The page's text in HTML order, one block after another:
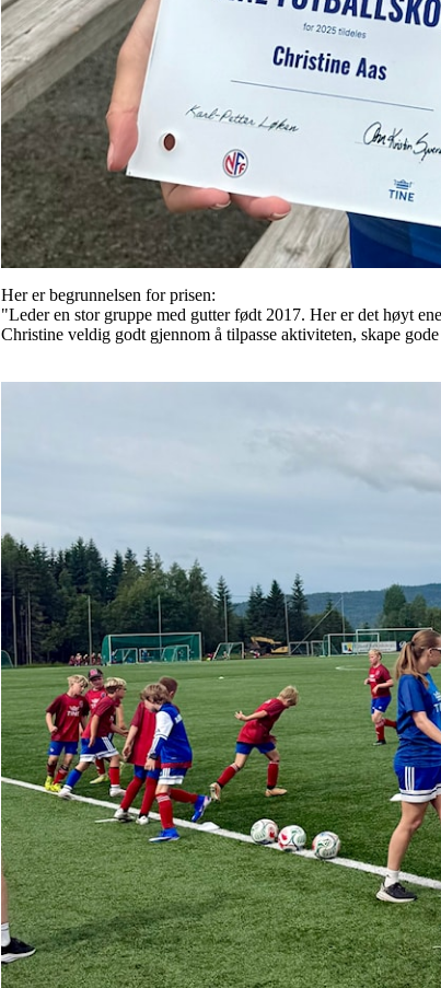
Her er begrunnelsen for prisen:
"Leder en stor gruppe med gutter født 2017. Her er det høyt
Christine veldig godt gjennom å tilpasse aktiviteten, skape